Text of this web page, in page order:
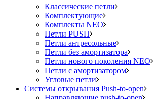
Классические петли
Комплектующие
Комплекты NEO
Петли PUSH
Петли антресольные
Петли без амортизатора
Петли нового поколения NEO
Петли с амортизатором
Угловые петли
Системы открывания Push-to-open